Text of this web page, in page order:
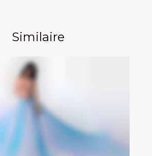
Similaire